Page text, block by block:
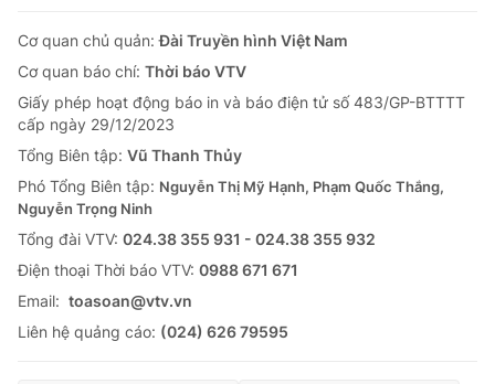
Cơ quan chủ quản:Đài Truyền hình Việt Nam
Cơ quan báo chí: Thời báo VTV
Giấy phép hoạt động báo in và báo điện tử số 483/GP-BTTTT
cấp ngày 29/12/2023
Tổng Biên tập: Vũ Thanh Thủy
Phó Tổng Biên tập: Nguyễn Thị Mỹ Hạnh, Phạm Quốc Thắng,
Nguyễn Trọng Ninh
Tổng đài VTV: 024.38 355 931 - 024.38 355 932
Ðiện thoại Thời báo VTV: 0988 671 671
Email: toasoan@vtv.vn
Liên hệ quảng cáo: (024) 626 79595